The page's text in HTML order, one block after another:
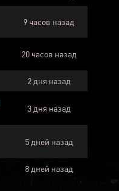
9 часов назад
20 часов назад
2 дня назад
3 дня назад
5 дней назад
8 дней назад